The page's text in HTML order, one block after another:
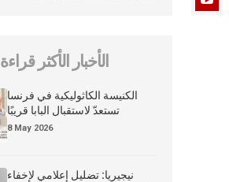
الأخبار الأكثر قراءة
الكنيسة الكاثوليكية في فرنسا
تستعدّ لاستقبال البابا قريبًا
8 May 2026
نيجيريا: تضليل إعلامي لإخفاء